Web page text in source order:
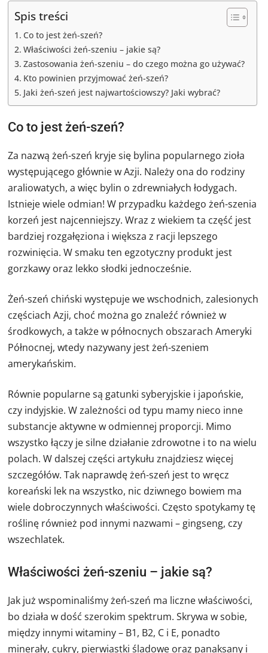
Spis treści
Co to jest żeń-szeń?
Właściwości żeń-szeniu – jakie są?
Zastosowania żeń-szeniu – do czego można go używać?
Kto powinien przyjmować żeń-szeń?
Jaki żeń-szeń jest najwartościowszy? Jaki wybrać?
Co to jest żeń-szeń?
Za nazwą żeń-szeń kryje się bylina popularnego zioła
występującego głównie w Azji. Należy ona do rodziny
araliowatych, a więc bylin o zdrewniałych łodygach.
Istnieje wiele odmian! W przypadku każdego żeń-szenia
korzeń jest najcenniejszy. Wraz z wiekiem ta część jest
bardziej rozgałęziona i większa z racji lepszego
rozwinięcia. W smaku ten egzotyczny produkt jest
gorzkawy oraz lekko słodki jednocześnie.
Żeń-szeń chiński występuje we wschodnich, zalesionych
częściach Azji, choć można go znaleźć również w
środkowych, a także w północnych obszarach Ameryki
Północnej, wtedy nazywany jest żeń-szeniem
amerykańskim.
Równie popularne są gatunki syberyjskie i japońskie,
czy indyjskie. W zależności od typu mamy nieco inne
substancje aktywne w odmiennej proporcji. Mimo
wszystko łączy je silne działanie zdrowotne i to na wielu
polach. W dalszej części artykułu znajdziesz więcej
szczegółów. Tak naprawdę żeń-szeń jest to wręcz
koreański lek na wszystko, nic dziwnego bowiem ma
wiele dobroczynnych właściwości. Często spotykamy tę
roślinę również pod innymi nazwami – gingseng, czy
wszechlatek.
Właściwości żeń-szeniu – jakie są?
Jak już wspominaliśmy żeń-szeń ma liczne właściwości,
bo działa w dość szerokim spektrum. Skrywa w sobie,
między innymi witaminy – B1, B2, C i E, ponadto
minerały, cukry, pierwiastki śladowe oraz panaksany i